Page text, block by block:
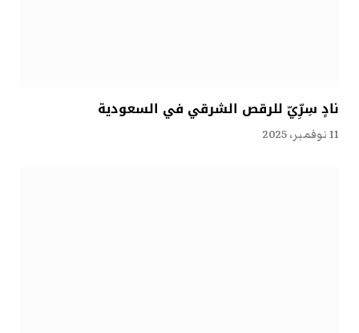
نادٍ سِرِّيّ للرقص الشرقي في السعودية
11 نوفمبر، 2025